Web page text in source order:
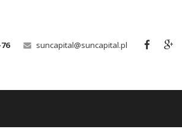
suncapital@suncapital.pl